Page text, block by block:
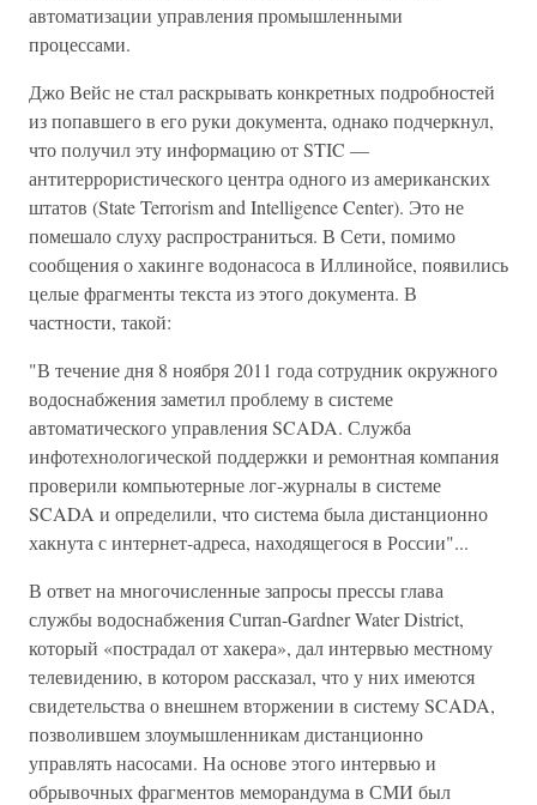
автоматизации управления промышленными
процессами.
Джо Вейс не стал раскрывать конкретных подробностей
из попавшего в его руки документа, однако подчеркнул,
что получил эту информацию от STIC —
антитеррористического центра одного из американских
штатов (State Terrorism and Intelligence Center). Это не
помешало слуху распространиться. В Сети, помимо
сообщения о хакинге водонасоса в Иллинойсе, появились
целые фрагменты текста из этого документа. В
частности, такой:
"В течение дня 8 ноября 2011 года сотрудник окружного
водоснабжения заметил проблему в системе
автоматического управления SCADA. Служба
инфотехнологической поддержки и ремонтная компания
проверили компьютерные лог-журналы в системе
SCADA и определили, что система была дистанционно
хакнута с интернет-адреса, находящегося в России"...
В ответ на многочисленные запросы прессы глава
службы водоснабжения Curran-Gardner Water District,
который «пострадал от хакера», дал интервью местному
телевидению, в котором рассказал, что у них имеются
свидетельства о внешнем вторжении в систему SCADA,
позволившем злоумышленникам дистанционно
управлять насосами. На основе этого интервью и
обрывочных фрагментов меморандума в СМИ был